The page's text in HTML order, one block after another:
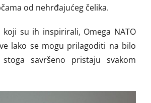
od nehrđajućeg čelika.
su ih inspirirali, Omega NATO
lako se mogu prilagoditi na bilo
savršeno pristaju svakom